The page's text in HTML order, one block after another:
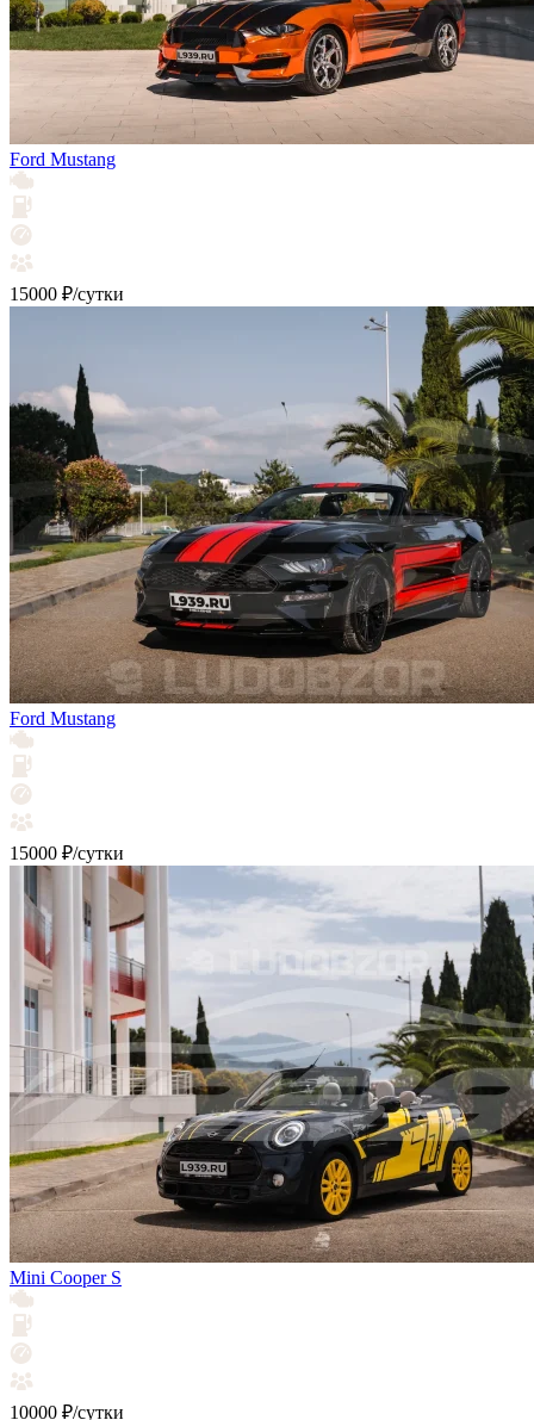
Ford Mustang
15000 ₽/сутки
Ford Mustang
15000 ₽/сутки
Mini Cooper S
10000 ₽/сутки